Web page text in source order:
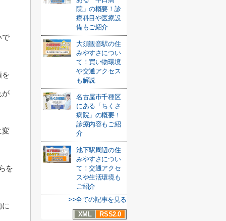
で
を
が
変
を
院」の概要！診
療科目や医療設
備もご紹介
大須観音駅の住
みやすさについ
て！買い物環境
や交通アクセス
も解説
名古屋市千種区
にある「ちくさ
病院」の概要！
診療内容もご紹
介
池下駅周辺の住
みやすさについ
て！交通アクセ
スや生活環境も
ご紹介
>>全ての記事を見る
XML
RSS2.0